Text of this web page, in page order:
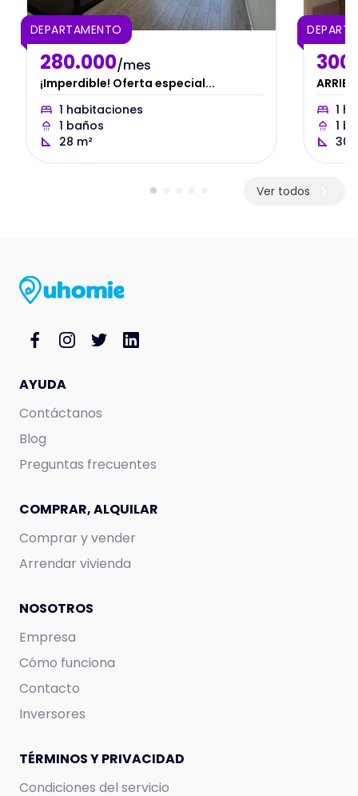
DEPARTAMENTO
280.000/mes
¡Imperdible! Oferta especial...
1 habitaciones
1 baños
28 m²
1
1
30
Ver todos
AYUDA
Contáctanos
Blog
Preguntas frecuentes
COMPRAR, ALQUILAR
Comprar y vender
Arrendar vivienda
NOSOTROS
Empresa
Cómo funciona
Contacto
Inversores
TÉRMINOS Y PRIVACIDAD
Condiciones del servicio